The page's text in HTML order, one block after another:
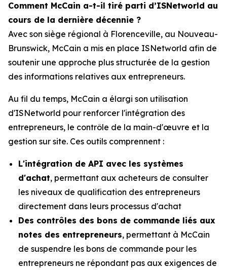
Comment McCain a-t-il tiré parti d’ISNetworld au
cours de la dernière décennie ?
Avec son siège régional à Florenceville, au Nouveau-
Brunswick, McCain a mis en place ISNetworld afin de
soutenir une approche plus structurée de la gestion
des informations relatives aux entrepreneurs.
Au fil du temps, McCain a élargi son utilisation
d'ISNetworld pour renforcer l'intégration des
entrepreneurs, le contrôle de la main-d'œuvre et la
gestion sur site. Ces outils comprennent :
L'intégration de API avec les systèmes
d'achat, permettant aux acheteurs de consulter
les niveaux de qualification des entrepreneurs
directement dans leurs processus d'achat
Des contrôles des bons de commande liés aux
notes des entrepreneurs, permettant à McCain
de suspendre les bons de commande pour les
entrepreneurs ne répondant pas aux exigences de